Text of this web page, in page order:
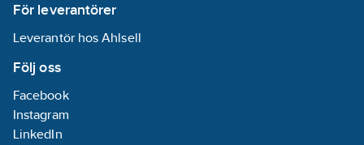
För leverantörer
Leverantör hos Ahlsell
Följ oss
Facebook
Instagram
LinkedIn